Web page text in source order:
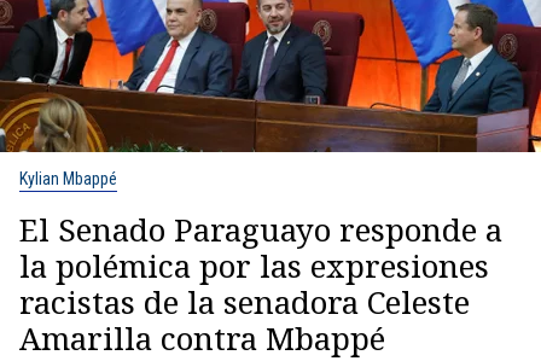
Kylian Mbappé
El Senado Paraguayo responde a
la polémica por las expresiones
racistas de la senadora Celeste
Amarilla contra Mbappé